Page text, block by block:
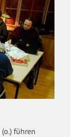
(o.) führen